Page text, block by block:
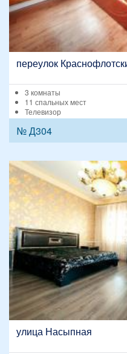
переулок
3 комнаты
11 спальных мест
Телевизор
№ Д304
улица Насыпная